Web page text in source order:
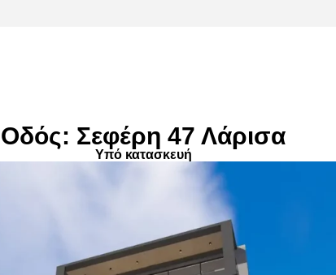
Οδός: Σεφέρη 47 Λάρισα
Υπό κατασκευή